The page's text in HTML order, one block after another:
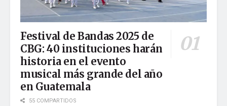
Festival de Bandas 2025 de
CBG: 40 instituciones harán
historia en el evento
musical más grande del año
en Guatemala
55 COMPARTIDOS